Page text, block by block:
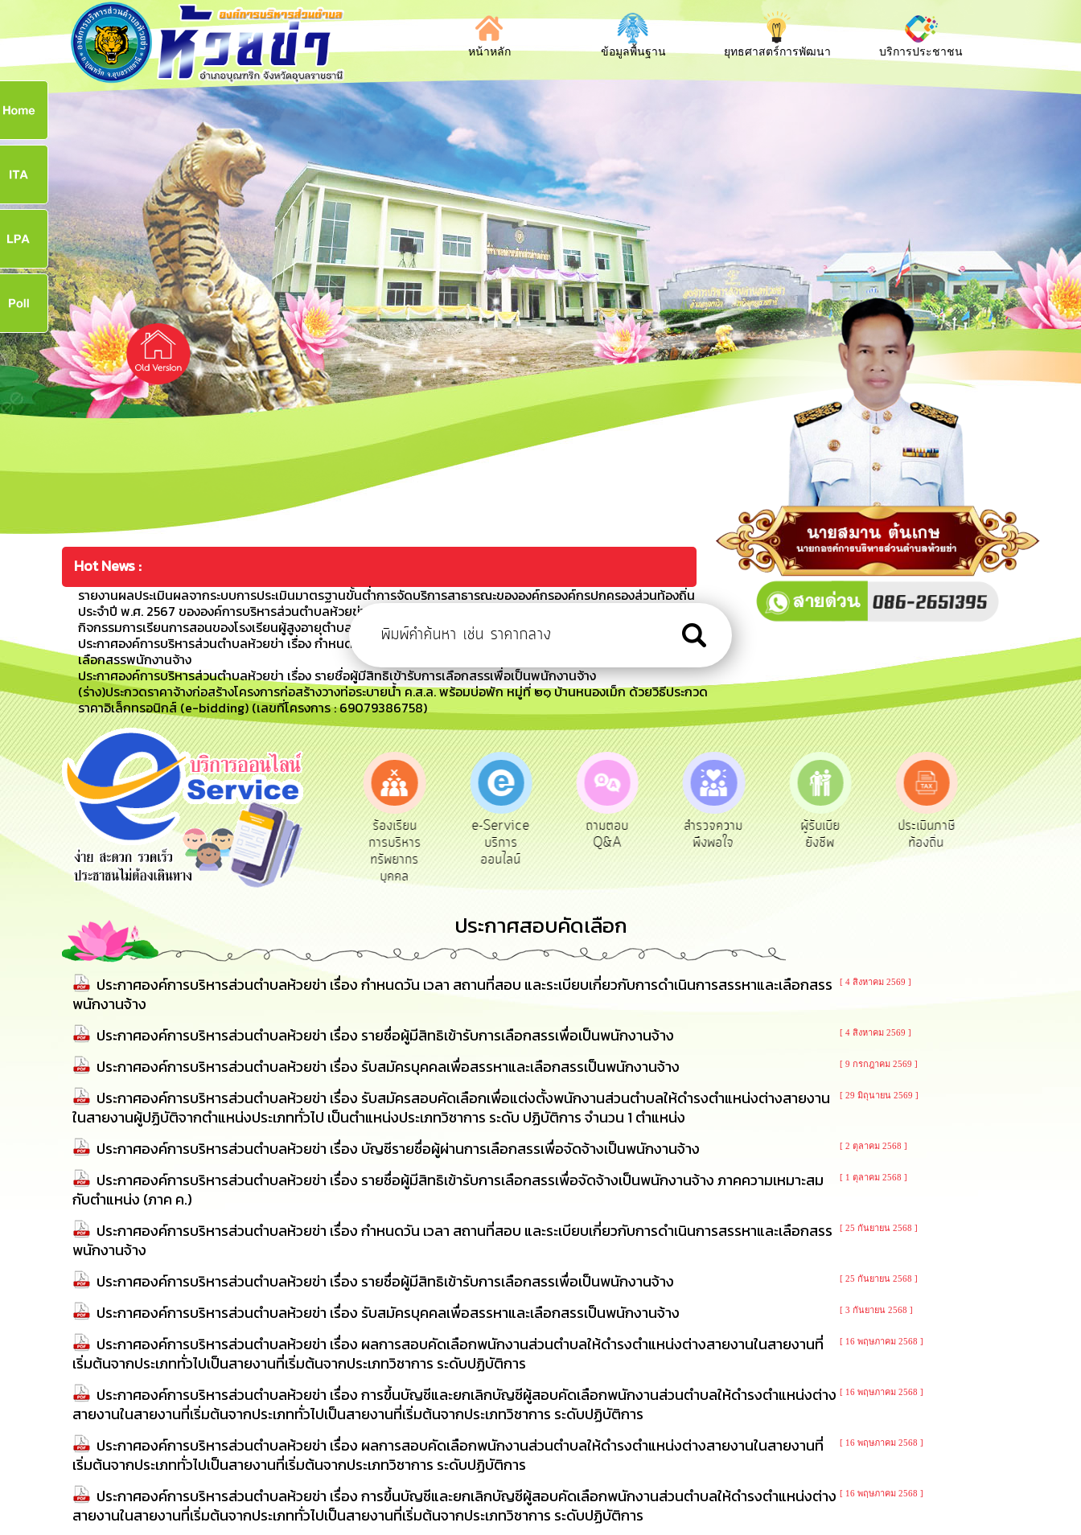
หน้าหลัก ข้อมูลพื้นฐาน ยุทธศาสตร์การพัฒนา บริการประชาชน
Hot News :
รายงานผลประเมินผลจากระบบการประเมินมาตรฐานขั้นต่ำการจัดบริการสาธารณะขององค์กรองค์กรปกครองส่วนท้องถิ่น
ประจำปี พ.ศ. 2567 ขององค์การบริหารส่วนตำบลห้วยข่า
กิจกรรมการเรียนการสอนของโรงเรียนผู้สูงอายุตำบลห้วยข่า รุ่นที่ 2 ประจำปี 2567
ประกาศองค์การบริหารส่วนตำบลห้วยข่า เรื่อง กำหนดวัน เวลา สถานที่สอบ และระเบียบเกี่ยวกับการดำเนินการสรรหาและ
เลือกสรรพนักงานจ้าง
ประกาศองค์การบริหารส่วนตำบลห้วยข่า เรื่อง รายชื่อผู้มีสิทธิเข้ารับการเลือกสรรเพื่อเป็นพนักงานจ้าง
(ร่าง)ประกวดราคาจ้างก่อสร้างโครงการก่อสร้างวางท่อระบายน้ำ ค.ส.ล. พร้อมบ่อพัก หมู่ที่ ๒๑ บ้านหนองเม็ก ด้วยวิธีประกวด
ราคาอิเล็กทรอนิกส์ (e-bidding) (เลขที่โครงการ : 69079386758)
ร้องเรียน
ร้องทุกข์
ร้องเรียน
การทุจริต
ร้องเรียน
การบริหาร
ทรัพยากร
บุคคล
e-Service
บริการ
ออนไลน์
ถามตอบ
Q&A
สำรวจความ
พึงพอใจ
ผู้รับเบีย
ยังชีพ
ประเมินภาษี
ท้องถิ่น
ทะเบียน
พาณิชย์
ขออนุญาต
ก่อสร้าง
ประกาศสอบคัดเลือก
ประกาศองค์การบริหารส่วนตำบลห้วยข่า เรื่อง กำหนดวัน เวลา สถานที่สอบ และระเบียบเกี่ยวกับการดำเนินการสรรหาและเลือกสรร
พนักงานจ้าง
[ 4 สิงหาคม 2569 ]
ประกาศองค์การบริหารส่วนตำบลห้วยข่า เรื่อง รายชื่อผู้มีสิทธิเข้ารับการเลือกสรรเพื่อเป็นพนักงานจ้าง [ 4 สิงหาคม 2569 ]
ประกาศองค์การบริหารส่วนตำบลห้วยข่า เรื่อง รับสมัครบุคคลเพื่อสรรหาและเลือกสรรเป็นพนักงานจ้าง [ 9 กรกฎาคม 2569 ]
ประกาศองค์การบริหารส่วนตำบลห้วยข่า เรื่อง รับสมัครสอบคัดเลือกเพื่อแต่งตั้งพนักงานส่วนตำบลให้ดำรงตำแหน่งต่างสายงาน
ในสายงานผู้ปฏิบัติจากตำแหน่งประเภททั่วไป เป็นตำแหน่งประเภทวิชาการ ระดับ ปฏิบัติการ จำนวน 1 ตำแหน่ง
[ 29 มิถุนายน 2569 ]
ประกาศองค์การบริหารส่วนตำบลห้วยข่า เรื่อง บัญชีรายชื่อผู้ผ่านการเลือกสรรเพื่อจัดจ้างเป็นพนักงานจ้าง [ 2 ตุลาคม 2568 ]
ประกาศองค์การบริหารส่วนตำบลห้วยข่า เรื่อง รายชื่อผู้มีสิทธิเข้ารับการเลือกสรรเพื่อจัดจ้างเป็นพนักงานจ้าง ภาคความเหมาะสม
กับตำแหน่ง (ภาค ค.)
[ 1 ตุลาคม 2568 ]
ประกาศองค์การบริหารส่วนตำบลห้วยข่า เรื่อง กำหนดวัน เวลา สถานที่สอบ และระเบียบเกี่ยวกับการดำเนินการสรรหาและเลือกสรร
พนักงานจ้าง
[ 25 กันยายน 2568 ]
ประกาศองค์การบริหารส่วนตำบลห้วยข่า เรื่อง รายชื่อผู้มีสิทธิเข้ารับการเลือกสรรเพื่อเป็นพนักงานจ้าง [ 25 กันยายน 2568 ]
ประกาศองค์การบริหารส่วนตำบลห้วยข่า เรื่อง รับสมัครบุคคลเพื่อสรรหาและเลือกสรรเป็นพนักงานจ้าง [ 3 กันยายน 2568 ]
ประกาศองค์การบริหารส่วนตำบลห้วยข่า เรื่อง ผลการสอบคัดเลือกพนักงานส่วนตำบลให้ดำรงตำแหน่งต่างสายงานในสายงานที่
เริ่มต้นจากประเภททั่วไปเป็นสายงานที่เริ่มต้นจากประเภทวิชาการ ระดับปฏิบัติการ
[ 16 พฤษภาคม 2568 ]
ประกาศองค์การบริหารส่วนตำบลห้วยข่า เรื่อง การขึ้นบัญชีและยกเลิกบัญชีผู้สอบคัดเลือกพนักงานส่วนตำบลให้ดำรงตำแหน่งต่าง
สายงานในสายงานที่เริ่มต้นจากประเภททั่วไปเป็นสายงานที่เริ่มต้นจากประเภทวิชาการ ระดับปฏิบัติการ
[ 16 พฤษภาคม 2568 ]
ประกาศองค์การบริหารส่วนตำบลห้วยข่า เรื่อง ผลการสอบคัดเลือกพนักงานส่วนตำบลให้ดำรงตำแหน่งต่างสายงานในสายงานที่
เริ่มต้นจากประเภททั่วไปเป็นสายงานที่เริ่มต้นจากประเภทวิชาการ ระดับปฏิบัติการ
[ 16 พฤษภาคม 2568 ]
ประกาศองค์การบริหารส่วนตำบลห้วยข่า เรื่อง การขึ้นบัญชีและยกเลิกบัญชีผู้สอบคัดเลือกพนักงานส่วนตำบลให้ดำรงตำแหน่งต่าง
สายงานในสายงานที่เริ่มต้นจากประเภททั่วไปเป็นสายงานที่เริ่มต้นจากประเภทวิชาการ ระดับปฏิบัติการ
[ 16 พฤษภาคม 2568 ]